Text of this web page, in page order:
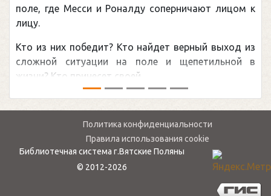
поле, где Месси и Роналду соперничают лицом к
лицу.
Кто из них победит? Кто найдет верный выход из
сложной ситуации на поле и щепетильной в
жизни? Кто принесет своей ...
Политика конфиденциальности
Правила использования cookie
Библиотечная система г.Вятские Поляны
© 2012-2026